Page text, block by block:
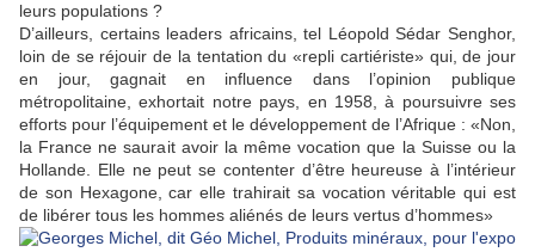
leurs populations ?
D’ailleurs, certains leaders africains, tel Léopold Sédar Senghor,
loin de se réjouir de la tentation du «repli cartiériste» qui, de jour
en jour, gagnait en influence dans l’opinion publique
métropolitaine, exhortait notre pays, en 1958, à poursuivre ses
efforts pour l’équipement et le développement de l’Afrique : «Non,
la France ne saurait avoir la même vocation que la Suisse ou la
Hollande. Elle ne peut se contenter d’être heureuse à l’intérieur
de son Hexagone, car elle trahirait sa vocation véritable qui est
de libérer tous les hommes aliénés de leurs vertus d’hommes»